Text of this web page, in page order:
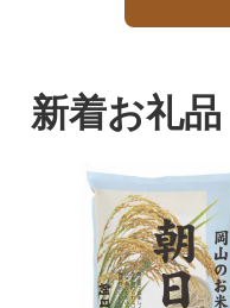
新着お礼品